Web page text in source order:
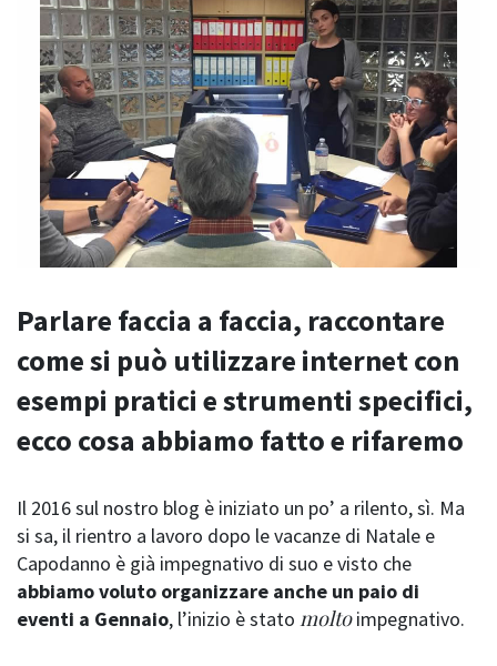
Parlare faccia a faccia, raccontare
come si può utilizzare internet con
esempi pratici e strumenti specifici,
ecco cosa abbiamo fatto e rifaremo
Il 2016 sul nostro blog è iniziato un po’ a rilento, sì. Ma
si sa, il rientro a lavoro dopo le vacanze di Natale e
Capodanno è già impegnativo di suo e visto che
abbiamo voluto organizzare anche un paio di
eventi a Gennaio, l’inizio è stato moltoimpegnativo.